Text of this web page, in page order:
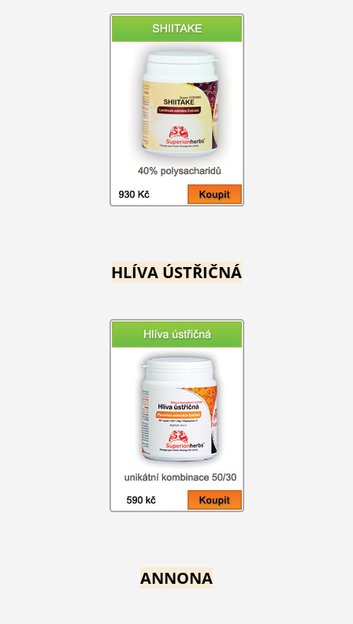
HLÍVA ÚSTŘIČNÁ
ANNONA